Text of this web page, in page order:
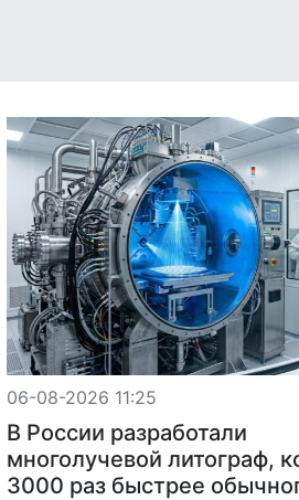
06-08-2026 11:25
В России разработали
многолучевой литограф,
3000 раз быстрее